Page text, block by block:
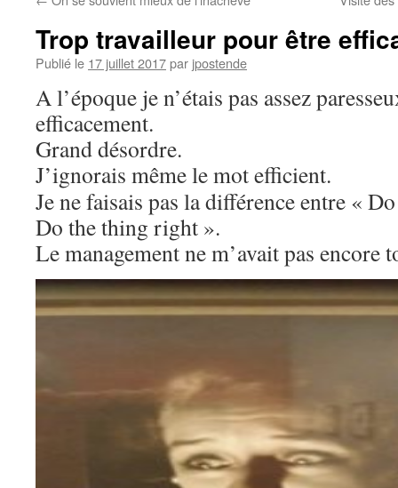
Trop travailleur pour être
Publié le 17 juillet 2017par jpostende
A l’époque je n’étais pas assez
efficacement.
Grand désordre.
J’ignorais même le mot efficient.
Je ne faisais pas la différence entre «
Do the thing right ».
Le management ne m’avait pas encore